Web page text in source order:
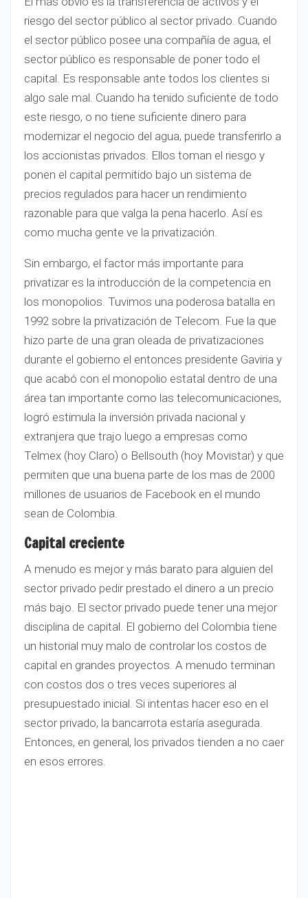
riesgo del sector público al sector privado. Cuando
el sector público posee una compañía de agua, el
sector público es responsable de poner todo el
capital. Es responsable ante todos los clientes si
algo sale mal. Cuando ha tenido suficiente de todo
este riesgo, o no tiene suficiente dinero para
modernizar el negocio del agua, puede transferirlo a
los accionistas privados. Ellos toman el riesgo y
ponen el capital permitido bajo un sistema de
precios regulados para hacer un rendimiento
razonable para que valga la pena hacerlo. Así es
como mucha gente ve la privatización.
Sin embargo, el factor más importante para
privatizar es la introducción de la competencia en
los monopolios. Tuvimos una poderosa batalla en
1992 sobre la privatización de Telecom. Fue la que
hizo parte de una gran oleada de privatizaciones
durante el gobierno el entonces presidente Gaviria y
que acabó con el monopolio estatal dentro de una
área tan importante como las telecomunicaciones,
logró estimula la inversión privada nacional y
extranjera que trajo luego a empresas como
Telmex (hoy Claro) o Bellsouth (hoy Movistar) y que
permiten que una buena parte de los mas de 2000
millones de usuarios de Facebook en el mundo
sean de Colombia.
Capital creciente
A menudo es mejor y más barato para alguien del
sector privado pedir prestado el dinero a un precio
más bajo. El sector privado puede tener una mejor
disciplina de capital. El gobierno del Colombia tiene
un historial muy malo de controlar los costos de
capital en grandes proyectos. A menudo terminan
con costos dos o tres veces superiores al
presupuestado inicial. Si intentas hacer eso en el
sector privado, la bancarrota estaría asegurada.
Entonces, en general, los privados tienden a no caer
en esos errores.